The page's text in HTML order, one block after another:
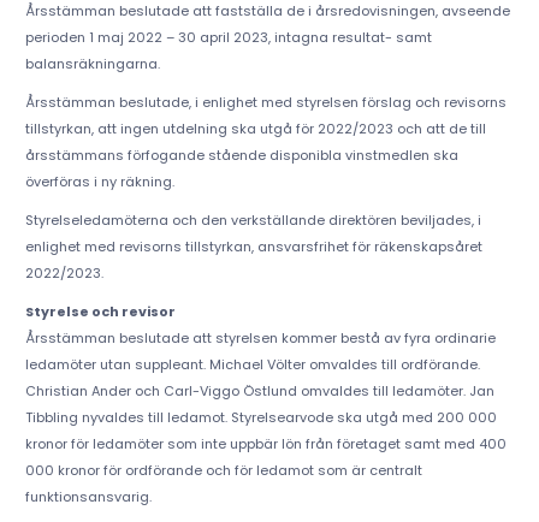
Årsstämman beslutade att fastställa de i årsredovisningen, avseende
perioden 1 maj 2022 – 30 april 2023, intagna resultat- samt
balansräkningarna.
Årsstämman beslutade, i enlighet med styrelsen förslag och revisorns
tillstyrkan, att ingen utdelning ska utgå för 2022/2023 och att de till
årsstämmans förfogande stående disponibla vinstmedlen ska
överföras i ny räkning.
Styrelseledamöterna och den verkställande direktören beviljades, i
enlighet med revisorns tillstyrkan, ansvarsfrihet för räkenskapsåret
2022/2023.
Styrelse och revisor
Årsstämman beslutade att styrelsen kommer bestå av fyra ordinarie
ledamöter utan suppleant. Michael Völter omvaldes till ordförande.
Christian Ander och Carl-Viggo Östlund omvaldes till ledamöter. Jan
Tibbling nyvaldes till ledamot. Styrelsearvode ska utgå med 200 000
kronor för ledamöter som inte uppbär lön från företaget samt med 400
000 kronor för ordförande och för ledamot som är centralt
funktionsansvarig.